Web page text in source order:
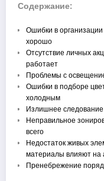
Содержание:
Ошибки в организации
хорошо
Отсутствие личных
работает
Проблемы с
Ошибки в подборе
холодным
Излишнее
Неправильное
всего
Недостаток живых
материалы влияют на
Пренебрежение